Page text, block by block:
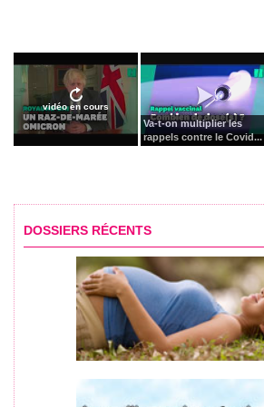
vidéo en cours
Va-t-on multiplier les
rappels contre le Covid...
DOSSIERS RÉCENTS